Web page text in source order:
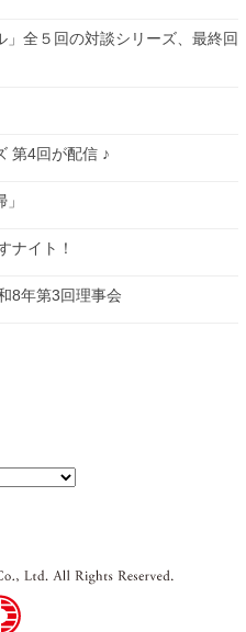
全５回の対談シリーズ、最終回
第4回が配信 ♪
ナイト！
8年第3回理事会